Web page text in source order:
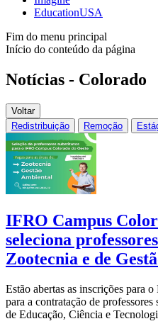
EducationUSA
Fim do menu principal
Início do conteúdo da página
Notícias - Colorado
Voltar
Redistribuição
Remoção
IFRO Campus
seleciona
Zootecnia e de
Estão abertas as inscrições para
para a contratação de
de Educação, Ciência e